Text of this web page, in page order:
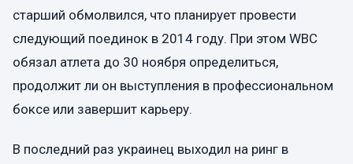
старший обмолвился, что планирует провести
следующий поединок в 2014 году. При этом WBC
обязал атлета до 30 ноября определиться,
продолжит ли он выступления в профессиональном
боксе или завершит карьеру.
В последний раз украинец выходил на ринг в